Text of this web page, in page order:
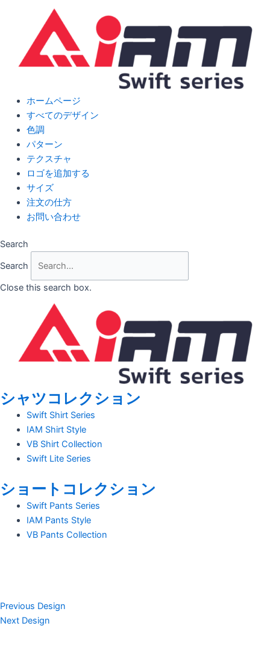
ホームページ
すべてのデザイン
色調
パターン
テクスチャ
ロゴを追加する
サイズ
注文の仕方
お問い合わせ
Search
Search
Close this search box.
シャツコレクション
Swift Shirt Series
IAM Shirt Style
VB Shirt Collection
Swift Lite Series
ショートコレクション
Swift Pants Series
IAM Pants Style
VB Pants Collection
Previous Design
Next Design